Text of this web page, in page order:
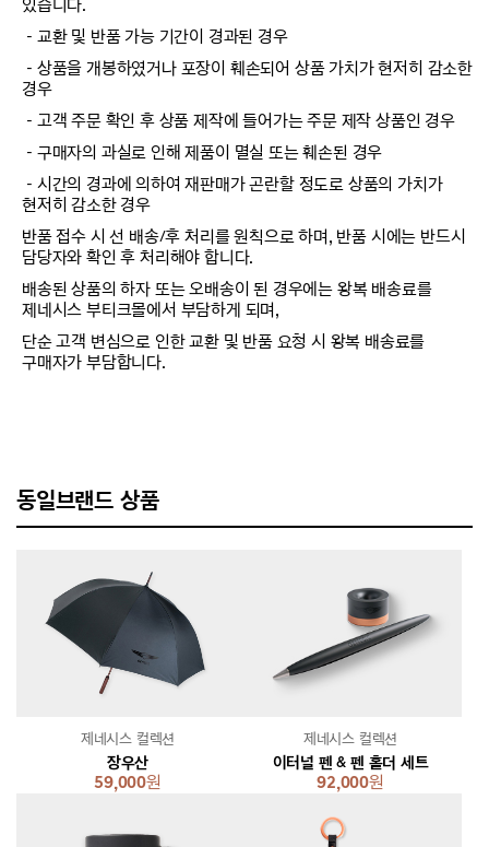
있습니다.
－교환 및 반품 가능 기간이 경과된 경우
－상품을 개봉하였거나 포장이 훼손되어 상품 가치가 현저히 감소한
경우
－고객 주문 확인 후 상품 제작에 들어가는 주문 제작 상품인 경우
－구매자의 과실로 인해 제품이 멸실 또는 훼손된 경우
－시간의 경과에 의하여 재판매가 곤란할 정도로 상품의 가치가
현저히 감소한 경우
반품 접수 시 선 배송/후 처리를 원칙으로 하며, 반품 시에는 반드시
담당자와 확인 후 처리해야 합니다.
배송된 상품의 하자 또는 오배송이 된 경우에는 왕복 배송료를
제네시스 부티크몰에서 부담하게 되며,
단순 고객 변심으로 인한 교환 및 반품 요청 시 왕복 배송료를
구매자가 부담합니다.
동일브랜드 상품
장우산
59,000원
제네시스 컬렉션
이터널 펜 & 펜 홀더 세트
92,000원
제네시스 컬렉션